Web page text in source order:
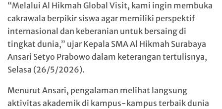
“Melalui Al Hikmah Global Visit, kami ingin membuka
cakrawala berpikir siswa agar memiliki perspektif
internasional dan keberanian untuk bersaing di
tingkat dunia,” ujar Kepala SMA Al Hikmah Surabaya
Ansari Setyo Prabowo dalam keterangan tertulisnya,
Selasa (26/5/2026).
Menurut Ansari, pengalaman melihat langsung
aktivitas akademik di kampus-kampus terbaik dunia